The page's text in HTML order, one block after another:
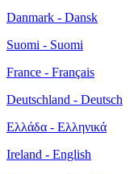
Danmark - Dansk
Suomi - Suomi
France - Français
Deutschland - Deutsch
Ελλάδα - Ελληνικά
Ireland - English